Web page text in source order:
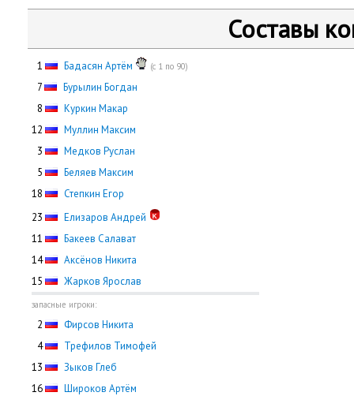
Составы
1 Бадасян Артём (с 1 по 90)
7
Бурылин Богдан
8
Куркин Макар
12
Муллин Максим
3
Медков Руслан
5
Беляев Максим
18
Степкин Егор
23
Елизаров Андрей
11
Бакеев Салават
14
Аксёнов Никита
15
Жарков Ярослав
запасные игроки:
2
Фирсов Никита
4
Трефилов Тимофей
13
Зыков Глеб
16
Широков Артём